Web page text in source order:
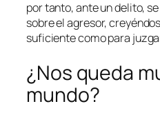
por tanto, ante un delito,
sobre el agresor,
suficiente como para
¿Nos queda
mundo?